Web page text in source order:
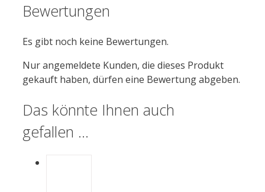
Bewertungen
Es gibt noch keine Bewertungen.
Nur angemeldete Kunden, die dieses Produkt
gekauft haben, dürfen eine Bewertung abgeben.
Das könnte Ihnen auch
gefallen …